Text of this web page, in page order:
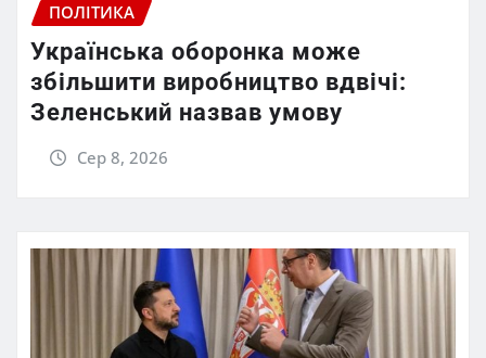
ПОЛІТИКА
Українська оборонка може
збільшити виробництво вдвічі:
Зеленський назвав умову
Сер 8, 2026